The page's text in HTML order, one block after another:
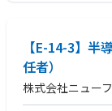
メーカーからも評
o.1のマーケットシ
へと導いたもの、
提供できる「最先
ークです。多様な
2) 機械または電気
3) Management及
4) 会社の経営方針
5) ラム装置の知識
【E-14-3】半
任者）
株式会社ニュー